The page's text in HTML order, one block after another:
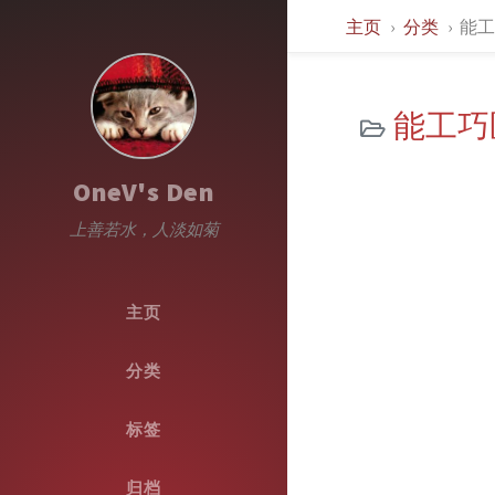
OneV's Den
上善若水，人淡如菊
主页
分类
标签
归档
主页 分类 能
能工